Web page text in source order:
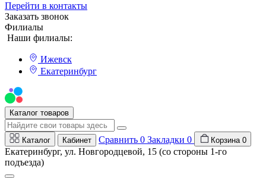
Перейти в контакты
Заказать звонок
Филиалы
Наши филиалы:
Ижевск
Екатеринбург
Каталог товаров
Каталог Кабинет Сравнить 0 Закладки 0 Корзина 0
Екатеринбург, ул. Новгородцевой, 15 (со стороны 1-го
подъезда)